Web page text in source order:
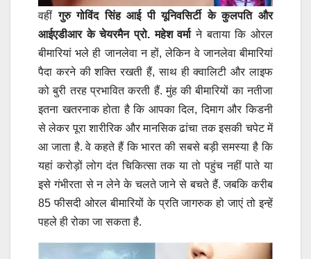
वहींगुरु गोविंद सिंह आई पी यूनिवसिर्टी के कुलपति और
आईएडीआर के चेयरमैन प्रो. महेश वर्माने बताया कि ओरल
बीमारियां भले ही जानलेवा न हों, लेकिन वे जानलेवा बीमारियां
पैदा करने की शक्ति रखती हैं, साथ ही क्वालिटी और लाइफ
को बुरी तरह प्रभावित करती हैं. मुंह की बीमारियों का नतीजा
इतना खतरनाक होता है कि आपका दिल, दिमाग और किडनी
से लेकर पूरा शारीरिक और मानसिक ढांचा तक इसकी चपेट में
आ जाता है. वे कहते हैं कि भारत की सबसे बड़ी समस्या है कि
यहां करोड़ों लोग दंत चिकित्सा तक या तो पहुंच नहीं पाते या
इसे गंभीरता से न लेने के चलते जाने से बचते हैं. जबकि करीब
85 फीसदी ओरल बीमारियों के प्रति जागरुक हो जाएं तो इन्हें
पहले ही रोका जा सकता है.